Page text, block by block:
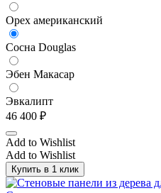
Орех американский
Сосна Douglas
Эбен Макасар
Эвкалипт
46 400 ₽
Add to Wishlist
Add to Wishlist
Купить в 1 клик